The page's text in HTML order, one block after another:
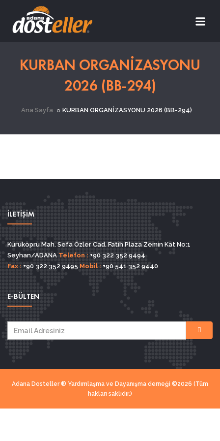
KURBAN ORGANİZASYONU
2026 (BB-294)
Ana Sayfa KURBAN ORGANİZASYONU 2026 (BB-294)
İLETİŞİM
Kuruköprü Mah. Sefa Özler Cad. Fatih Plaza Zemin Kat No:1
Seyhan/ADANA Telefon : +90 322 352 9494
Fax : +90 322 352 9495 Mobil : +90 541 352 9440
E-BÜLTEN
Adana Dosteller ® Yardımlaşma ve Dayanışma derneği ©2026 (Tüm
hakları saklıdır.)